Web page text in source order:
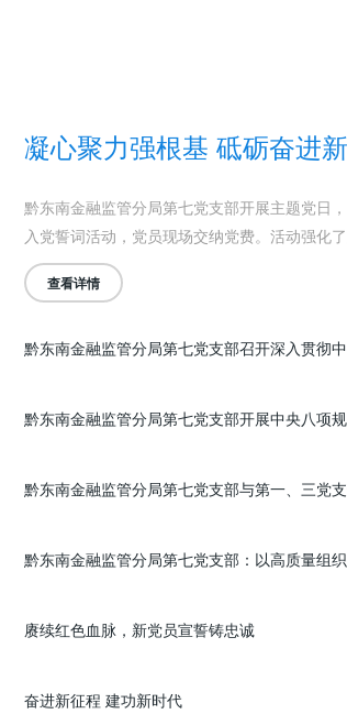
凝心聚力强根基 砥砺奋进
黔东南金融监管分局第七党支部开展主题党日
入党誓词活动，党员现场交纳党费。活动强化
位、担当作为，以党建实效助力地方金融高质量
查看详情
黔东南金融监管分局第七党支部开展中央八项
黔东南金融监管分局第七党支部：以高质量组
赓续红色血脉，新党员宣誓铸忠诚
奋进新征程 建功新时代